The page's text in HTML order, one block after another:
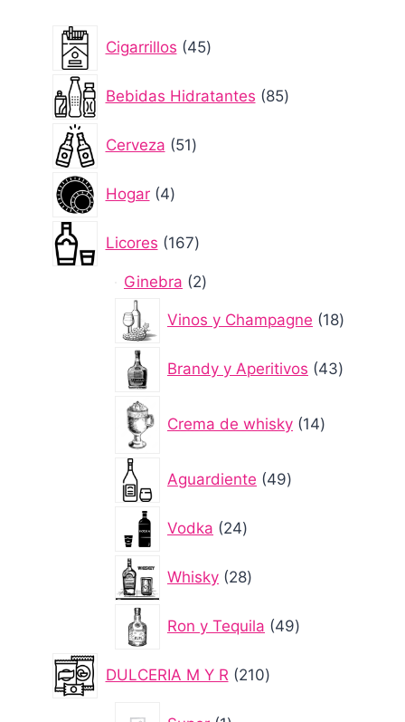
Cigarrillos 45
productos
Bebidas Hidratantes 85
productos
Cerveza 51
productos
Hogar 4
productos
Licores 167
productos
Ginebra
22
Vinos y Champagne 18
Brandy y Aperitivos
43
Crema de whisky 14productos
Aguardiente 49
49
productos
Vodka
24
24
productos
Whisky 28
28
productos
Ron y Tequila
49
49
productos
DULCERIA M Y R 210
210
productos
1